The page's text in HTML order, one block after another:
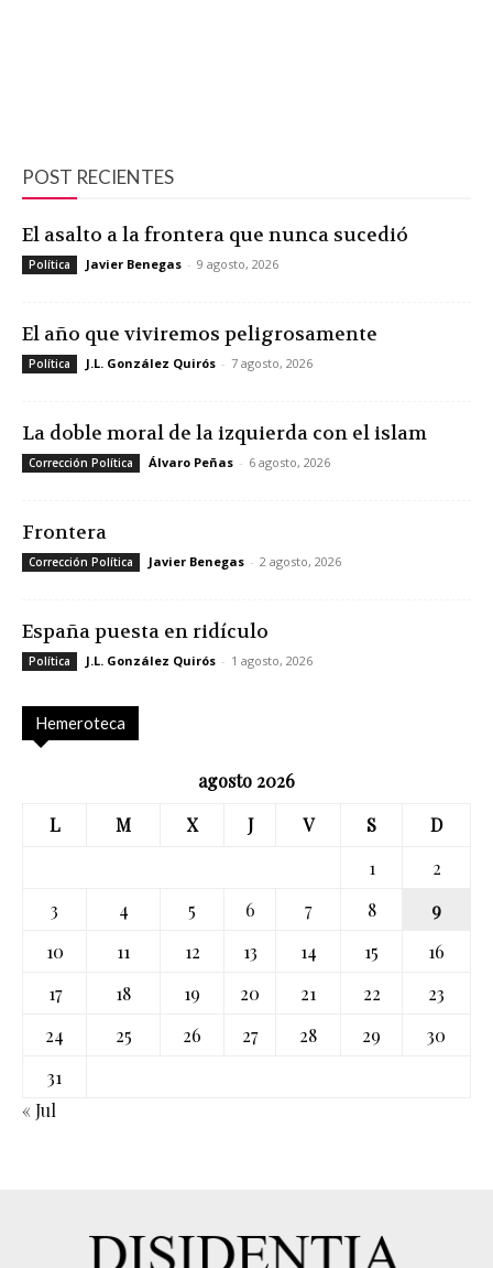
POST RECIENTES
El asalto a la frontera que nunca sucedió
Política Javier Benegas - 9 agosto, 2026
El año que viviremos peligrosamente
Política J.L. González Quirós - 7 agosto, 2026
La doble moral de la izquierda con el islam
Corrección Política Álvaro Peñas - 6 agosto, 2026
Frontera
Corrección Política Javier Benegas - 2 agosto, 2026
España puesta en ridículo
Política J.L. González Quirós - 1 agosto, 2026
Hemeroteca
agosto 2026
L
M X J V S
D
1
2
3
4 5 6 7 8
9
10
11 12 13 14 15
16
17
18 19 20 21 22
23
24
25 26 27 28 29
30
31
« Jul